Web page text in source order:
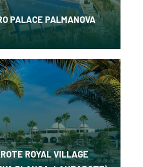
PALACE PALMANOVA
ROYAL VILLAGE